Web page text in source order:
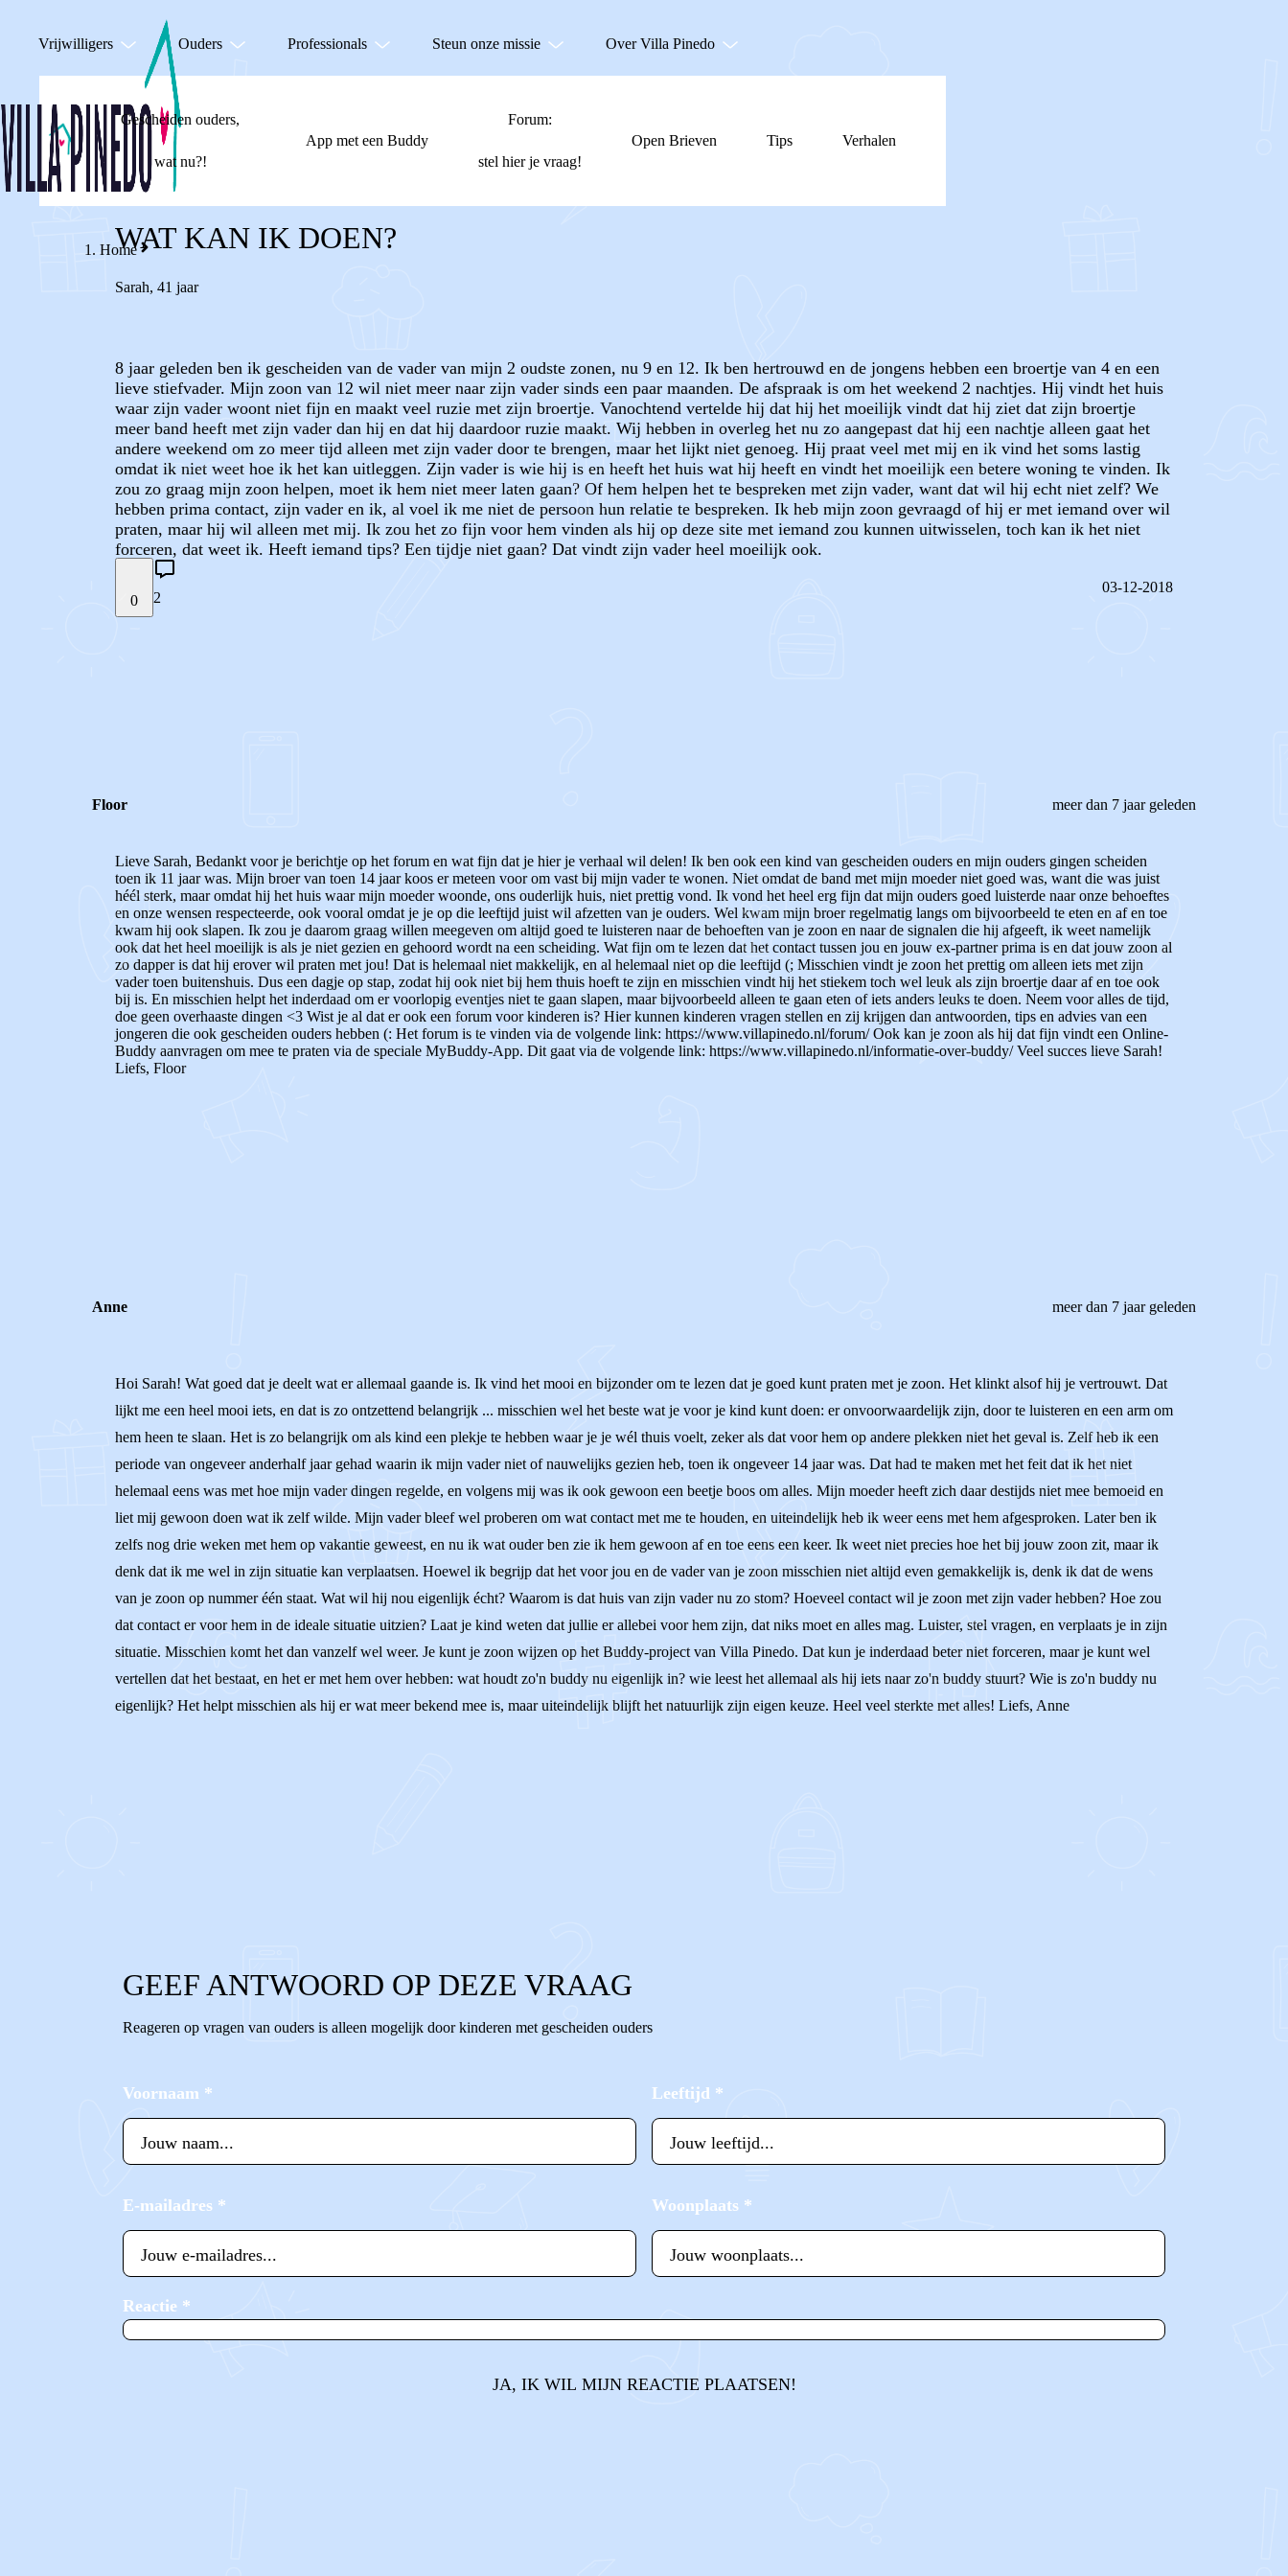
Vrijwilligers Ouders Professionals Steun onze missie Over Villa Pinedo
Gescheiden ouders,
wat nu?!
App met een Buddy
Forum:
stel hier je vraag!
Open Brieven Tips Verhalen
Home
WAT KAN IK DOEN?
Sarah, 41 jaar
8 jaar geleden ben ik gescheiden van de vader van mijn 2 oudste zonen, nu 9 en 12. Ik ben hertrouwd en de jongens hebben een broertje van 4 en een
lieve stiefvader. Mijn zoon van 12 wil niet meer naar zijn vader sinds een paar maanden. De afspraak is om het weekend 2 nachtjes. Hij vindt het huis
waar zijn vader woont niet fijn en maakt veel ruzie met zijn broertje. Vanochtend vertelde hij dat hij het moeilijk vindt dat hij ziet dat zijn broertje
meer band heeft met zijn vader dan hij en dat hij daardoor ruzie maakt. Wij hebben in overleg het nu zo aangepast dat hij een nachtje alleen gaat het
andere weekend om zo meer tijd alleen met zijn vader door te brengen, maar het lijkt niet genoeg. Hij praat veel met mij en ik vind het soms lastig
omdat ik niet weet hoe ik het kan uitleggen. Zijn vader is wie hij is en heeft het huis wat hij heeft en vindt het moeilijk een betere woning te vinden. Ik
zou zo graag mijn zoon helpen, moet ik hem niet meer laten gaan? Of hem helpen het te bespreken met zijn vader, want dat wil hij echt niet zelf? We
hebben prima contact, zijn vader en ik, al voel ik me niet de persoon hun relatie te bespreken. Ik heb mijn zoon gevraagd of hij er met iemand over wil
praten, maar hij wil alleen met mij. Ik zou het zo fijn voor hem vinden als hij op deze site met iemand zou kunnen uitwisselen, toch kan ik het niet
forceren, dat weet ik. Heeft iemand tips? Een tijdje niet gaan? Dat vindt zijn vader heel moeilijk ook.
0 2
03-12-2018
Floor meer dan 7 jaar geleden
Lieve Sarah, Bedankt voor je berichtje op het forum en wat fijn dat je hier je verhaal wil delen! Ik ben ook een kind van gescheiden ouders en mijn ouders gingen scheiden
toen ik 11 jaar was. Mijn broer van toen 14 jaar koos er meteen voor om vast bij mijn vader te wonen. Niet omdat de band met mijn moeder niet goed was, want die was juist
héél sterk, maar omdat hij het huis waar mijn moeder woonde, ons ouderlijk huis, niet prettig vond. Ik vond het heel erg fijn dat mijn ouders goed luisterde naar onze behoeftes
en onze wensen respecteerde, ook vooral omdat je je op die leeftijd juist wil afzetten van je ouders. Wel kwam mijn broer regelmatig langs om bijvoorbeeld te eten en af en toe
kwam hij ook slapen. Ik zou je daarom graag willen meegeven om altijd goed te luisteren naar de behoeften van je zoon en naar de signalen die hij afgeeft, ik weet namelijk
ook dat het heel moeilijk is als je niet gezien en gehoord wordt na een scheiding. Wat fijn om te lezen dat het contact tussen jou en jouw ex-partner prima is en dat jouw zoon al
zo dapper is dat hij erover wil praten met jou! Dat is helemaal niet makkelijk, en al helemaal niet op die leeftijd (; Misschien vindt je zoon het prettig om alleen iets met zijn
vader toen buitenshuis. Dus een dagje op stap, zodat hij ook niet bij hem thuis hoeft te zijn en misschien vindt hij het stiekem toch wel leuk als zijn broertje daar af en toe ook
bij is. En misschien helpt het inderdaad om er voorlopig eventjes niet te gaan slapen, maar bijvoorbeeld alleen te gaan eten of iets anders leuks te doen. Neem voor alles de tijd,
doe geen overhaaste dingen <3 Wist je al dat er ook een forum voor kinderen is? Hier kunnen kinderen vragen stellen en zij krijgen dan antwoorden, tips en advies van een
jongeren die ook gescheiden ouders hebben (: Het forum is te vinden via de volgende link: https://www.villapinedo.nl/forum/ Ook kan je zoon als hij dat fijn vindt een Online-
Buddy aanvragen om mee te praten via de speciale MyBuddy-App. Dit gaat via de volgende link: https://www.villapinedo.nl/informatie-over-buddy/ Veel succes lieve Sarah!
Liefs, Floor
Anne meer dan 7 jaar geleden
Hoi Sarah! Wat goed dat je deelt wat er allemaal gaande is. Ik vind het mooi en bijzonder om te lezen dat je goed kunt praten met je zoon. Het klinkt alsof hij je vertrouwt. Dat
lijkt me een heel mooi iets, en dat is zo ontzettend belangrijk ... misschien wel het beste wat je voor je kind kunt doen: er onvoorwaardelijk zijn, door te luisteren en een arm om
hem heen te slaan. Het is zo belangrijk om als kind een plekje te hebben waar je je wél thuis voelt, zeker als dat voor hem op andere plekken niet het geval is. Zelf heb ik een
periode van ongeveer anderhalf jaar gehad waarin ik mijn vader niet of nauwelijks gezien heb, toen ik ongeveer 14 jaar was. Dat had te maken met het feit dat ik het niet
helemaal eens was met hoe mijn vader dingen regelde, en volgens mij was ik ook gewoon een beetje boos om alles. Mijn moeder heeft zich daar destijds niet mee bemoeid en
liet mij gewoon doen wat ik zelf wilde. Mijn vader bleef wel proberen om wat contact met me te houden, en uiteindelijk heb ik weer eens met hem afgesproken. Later ben ik
zelfs nog drie weken met hem op vakantie geweest, en nu ik wat ouder ben zie ik hem gewoon af en toe eens een keer. Ik weet niet precies hoe het bij jouw zoon zit, maar ik
denk dat ik me wel in zijn situatie kan verplaatsen. Hoewel ik begrijp dat het voor jou en de vader van je zoon misschien niet altijd even gemakkelijk is, denk ik dat de wens
van je zoon op nummer één staat. Wat wil hij nou eigenlijk écht? Waarom is dat huis van zijn vader nu zo stom? Hoeveel contact wil je zoon met zijn vader hebben? Hoe zou
dat contact er voor hem in de ideale situatie uitzien? Laat je kind weten dat jullie er allebei voor hem zijn, dat niks moet en alles mag. Luister, stel vragen, en verplaats je in zijn
situatie. Misschien komt het dan vanzelf wel weer. Je kunt je zoon wijzen op het Buddy-project van Villa Pinedo. Dat kun je inderdaad beter niet forceren, maar je kunt wel
vertellen dat het bestaat, en het er met hem over hebben: wat houdt zo'n buddy nu eigenlijk in? wie leest het allemaal als hij iets naar zo'n buddy stuurt? Wie is zo'n buddy nu
eigenlijk? Het helpt misschien als hij er wat meer bekend mee is, maar uiteindelijk blijft het natuurlijk zijn eigen keuze. Heel veel sterkte met alles! Liefs, Anne
GEEF ANTWOORD OP DEZE VRAAG
Reageren op vragen van ouders is alleen mogelijk door kinderen met gescheiden ouders
Voornaam * Leeftijd *
E-mailadres * Woonplaats *
Reactie *
JA, IK WIL MIJN REACTIE PLAATSEN!